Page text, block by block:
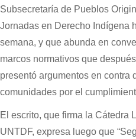
Subsecretaría de Pueblos
Jornadas en Derecho Indígena
semana, y que abunda en
marcos normativos que
presentó argumentos en contra
comunidades por el
El escrito, que firma la Cátedra
UNTDF, expresa luego que